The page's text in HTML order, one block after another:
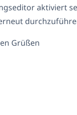
aktiviert
Grüßen